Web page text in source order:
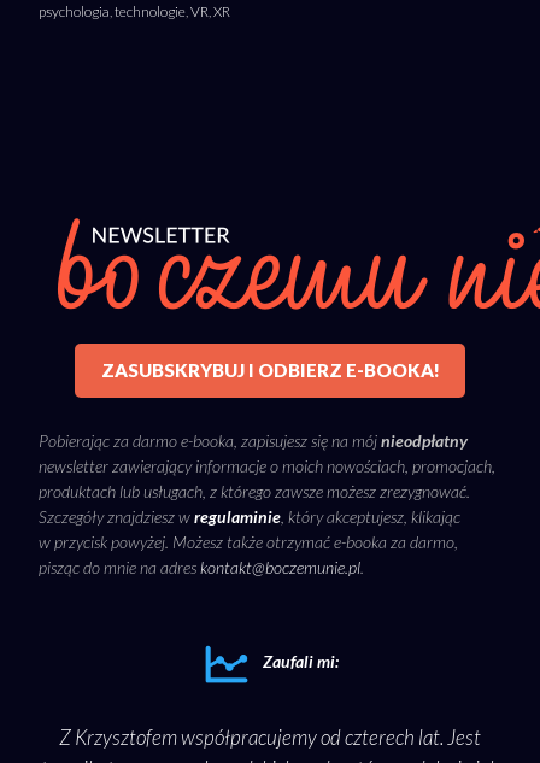
psychologia technologie VR XR
ZASUBSKRYBUJ I ODBIERZ E-BOOKA!
Pobierając za darmo e-booka, zapisujesz się na mójnieodpłatny
newsletter zawierający informacje o moich nowościach, promocjach,
produktach lub usługach, z którego zawsze możesz zrezygnować.
Szczegóły znajdziesz wregulaminie , który akceptujesz, klikając
w przycisk powyżej. Możesz także otrzymać e-booka za darmo,
pisząc do mnie na adreskontakt@boczemunie.pl
Zaufali mi:
Z Krzysztofem współpracujemy od czterech lat. Jest